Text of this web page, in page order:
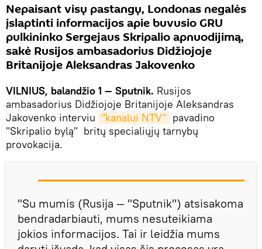
Nepaisant visų pastangų, Londonas negalės
įslaptinti informacijos apie buvusio GRU
pulkininko Sergejaus Skripalio apnuodijimą,
sakė Rusijos ambasadorius Didžiojoje
Britanijoje Aleksandras Jakovenko
VILNIUS, balandžio 1 — Sputnik. Rusijos
ambasadorius Didžiojoje Britanijoje Aleksandras
Jakovenko interviu "kanalui NTV" pavadino
"Skripalio bylą" britų specialiųjų tarnybų
provokacija.
"Su mumis (Rusija — "Sputnik") atsisakoma
bendradarbiauti, mums nesuteikiama
jokios informacijos. Tai ir leidžia mums